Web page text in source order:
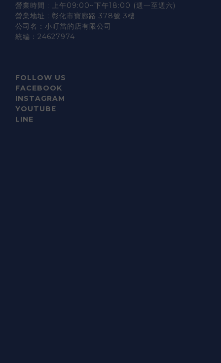
營業時間 : 上午09:00~下午18:00 (週一至週六)
營業地址 : 彰化市寶廍路 378號 3樓
公司名：小叮當的店有限公司
統編：24627974
FOLLOW US
FACEBOOK
INSTAGRAM
YOUTUBE
LINE